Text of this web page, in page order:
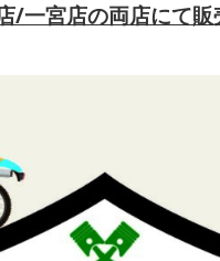
一宮店の両店にて販